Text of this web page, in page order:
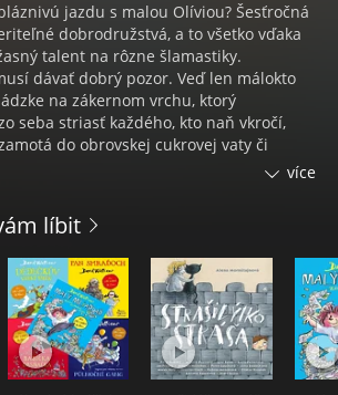
jazdu s malou Olíviou? Šesťročná
dobrodružstvá, a to všetko vďaka
talent na rôzne šlamastiky.
dávať dobrý pozor. Veď len málokto
na zákernom vrchu, ktorý
seba striasť každého, kto naň vkročí,
do obrovskej cukrovej vaty či
V ockovom a v Olíviinom svete
(i keď občas len o vlások!). Hlavne
a nehodám čelia spoločne.
verziu knihy s radosťou číta Zuzana
odbor herectvo na VŠMU, čo bolo
jej talentu a hereckých skúseností.
Kosenie jastrabej lúky (1981), kde si
více
líbit